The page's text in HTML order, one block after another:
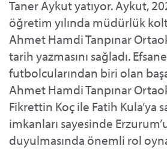
Taner Aykut yatıyor. Aykut,
öğretim yılında müdürlük
Ahmet Hamdi Tanpınar
tarih yazmasını sağladı.
futbolcularından biri olan
Ahmet Hamdi Tanpınar
Fikrettin Koç ile Fatih Kula’ya
imkanları sayesinde
duyulmasında önemli rol